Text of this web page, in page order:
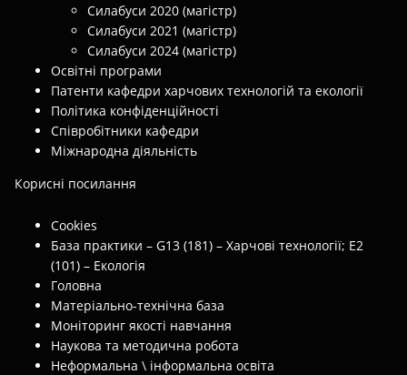
Силабуси 2020 (магістр)
Силабуси 2021 (магістр)
Силабуси 2024 (магістр)
Освітні програми
Патенти кафедри харчових технологій та екології
Політика конфіденційності
Співробітники кафедри
Міжнародна діяльність
Корисні посилання
Cookies
База практики – G13 (181) – Харчові технології; E2
(101) – Екологія
Головна
Матеріально-технічна база
Моніторинг якості навчання
Наукова та методична робота
Неформальна \ інформальна освіта